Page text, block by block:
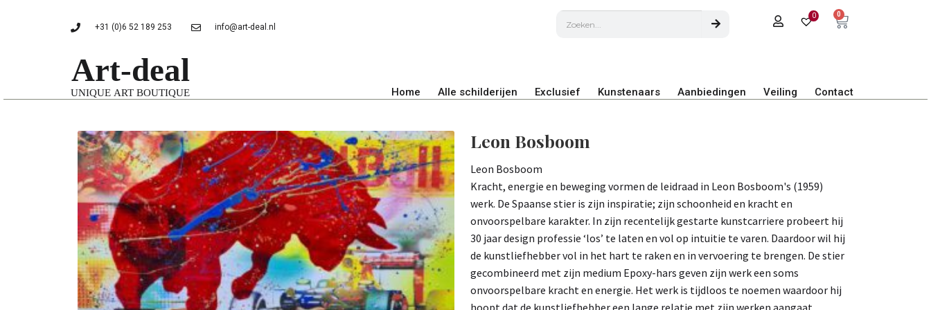
+31 (0)6 52 189 253 info@art-deal.nl
0 0
Home Alle schilderijen Exclusief Kunstenaars Aanbiedingen Veiling Contact
Leon Bosboom
Leon Bosboom
Kracht, energie en beweging vormen de leidraad in Leon Bosboom's (1959)
werk. De Spaanse stier is zijn inspiratie; zijn schoonheid en kracht en
onvoorspelbare karakter. In zijn recentelijk gestarte kunstcarriere probeert hij
30 jaar design professie ‘los’ te laten en vol op intuitie te varen. Daardoor wil hij
de kunstliefhebber vol in het hart te raken en in vervoering te brengen. De stier
gecombineerd met zijn medium Epoxy-hars geven zijn werk een soms
onvoorspelbare kracht en energie. Het werk is tijdloos te noemen waardoor hij